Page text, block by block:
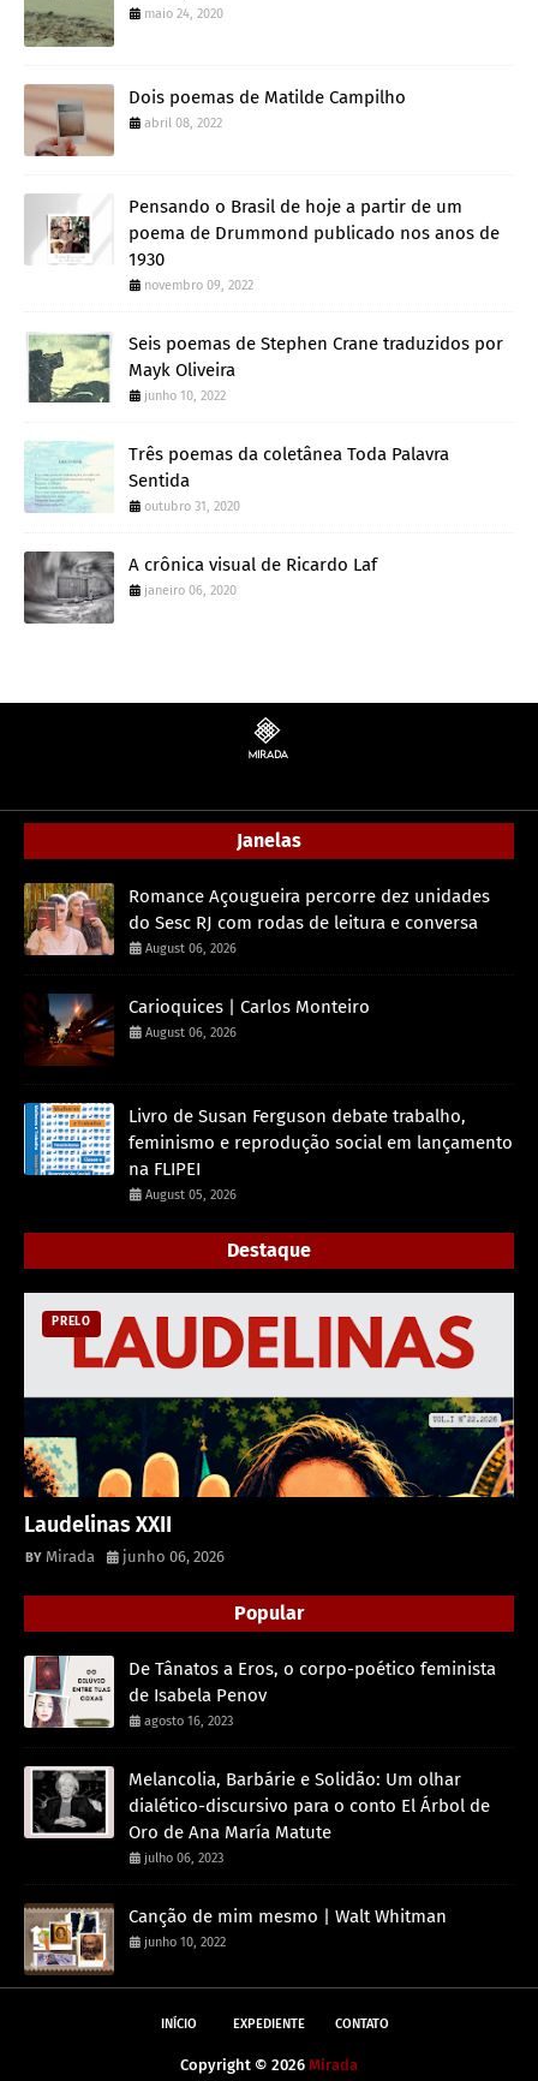
maio 24, 2020
Dois poemas de Matilde Campilho
abril 08, 2022
Pensando o Brasil de hoje a partir de um
poema de Drummond publicado nos anos de
1930
novembro 09, 2022
Seis poemas de Stephen Crane traduzidos por
Mayk Oliveira
junho 10, 2022
Três poemas da coletânea Toda Palavra
Sentida
outubro 31, 2020
A crônica visual de Ricardo Laf
janeiro 06, 2020
Janelas
Romance Açougueira percorre dez unidades
do Sesc RJ com rodas de leitura e conversa
August 06, 2026
Carioquices | Carlos Monteiro
August 06, 2026
Livro de Susan Ferguson debate trabalho,
feminismo e reprodução social em lançamento
na FLIPEI
August 05, 2026
Destaque
PRELO
Laudelinas XXII
Mirada junho 06, 2026
Popular
De Tânatos a Eros, o corpo-poético feminista
de Isabela Penov
agosto 16, 2023
Melancolia, Barbárie e Solidão: Um olhar
dialético-discursivo para o conto El Árbol de
Oro de Ana María Matute
julho 06, 2023
Canção de mim mesmo | Walt Whitman
junho 10, 2022
INÍCIO EXPEDIENTE CONTATO
Copyright © 2026 Mirada